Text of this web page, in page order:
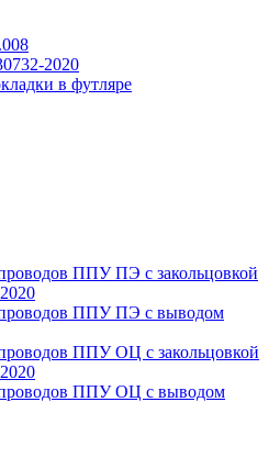
2020
в футляре
ППУ ПЭ с закольцовкой
ППУ ПЭ с выводом
ППУ ОЦ с закольцовкой
ППУ ОЦ с выводом